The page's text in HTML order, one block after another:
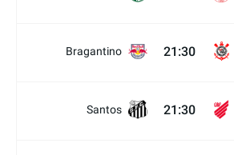
Bragantino 21:30
Santos 21:30